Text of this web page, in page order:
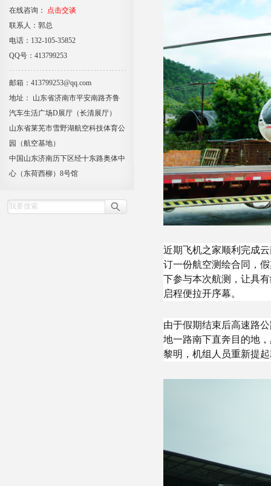
在线咨询：
点击交谈
联系人：郭总
电话：132-105-35852
QQ号：413799253
邮箱：413799253@qq.com
地址： 山东省济南市平安南路齐鲁
汽车生活广场D展厅（长清展厅）
山东省莱芜市雪野湖航空科技体育公
园（航空基地）
中国山东济南历下区经十东路奥体中
心（东荷西柳）8号馆
近期飞机之家顺利完成
订一份航空测绘合同，
下参与本次航测，让具
启程便拉开序幕。
由于假期结束后高速路
地一路南下直奔目的地
黎明，机组人员重新提